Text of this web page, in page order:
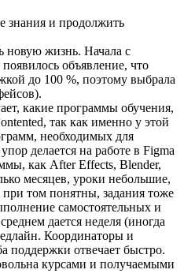
знания и продолжить
новую жизнь. Начала с
объявление, что
до 100 %, поэтому выбрала
какие программы обучения,
так как именно у этой
необходимых для
делается на работе в Figma
как After Effects, Blender,
месяцев, уроки небольшие,
том понятны, задания тоже
самостоятельных и
дается неделя (иногда
Координаторы и
поддержки отвечает быстро.
курсами и получаемыми